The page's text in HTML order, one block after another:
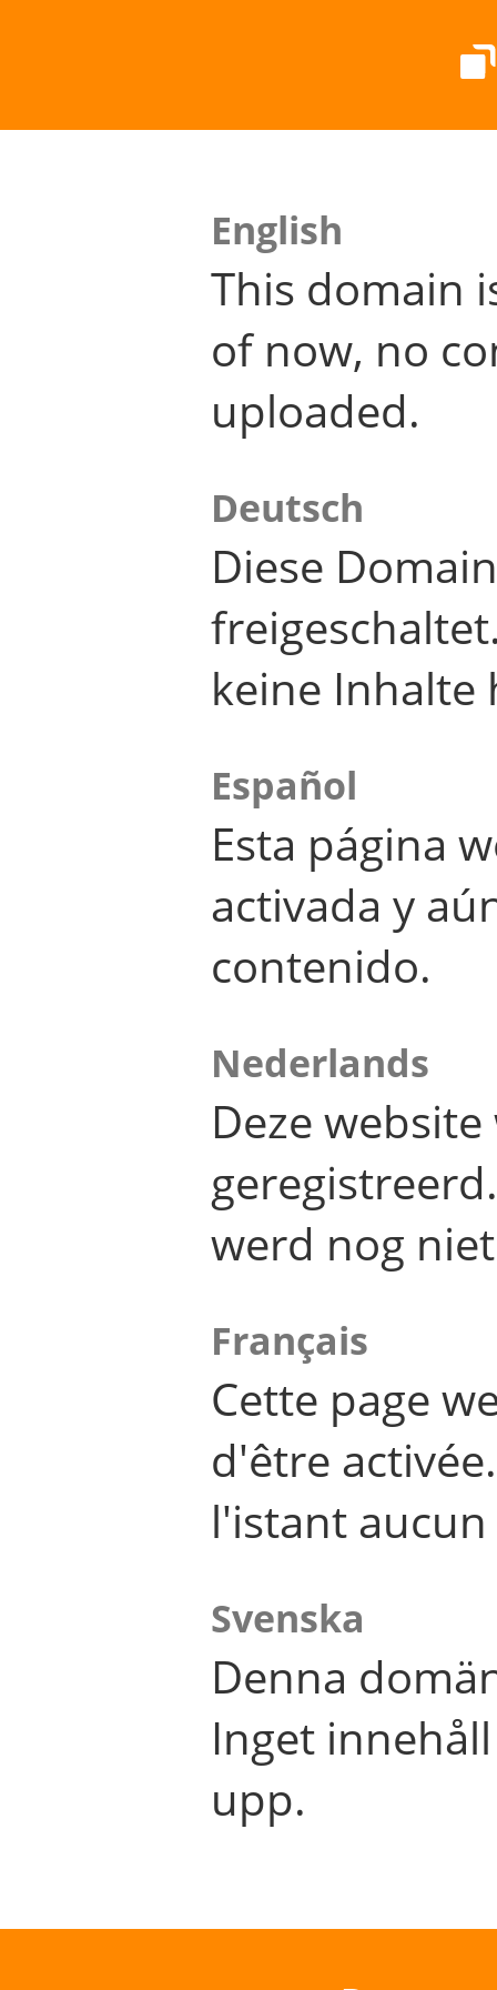
English
This domain
of now, no
uploaded.
Deutsch
Diese
keine Inhalte
Español
Esta página
activada y
contenido.
Nederlands
Deze
werd nog
Français
Cette page
d'être
l'istant
Svenska
Denna
Inget
upp.